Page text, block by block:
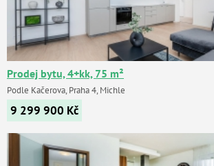
Prodej bytu, 4+kk, 75 m²
Podle Kačerova, Praha 4, Michle
9 299 900 Kč